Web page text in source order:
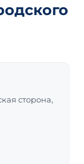
сторона,